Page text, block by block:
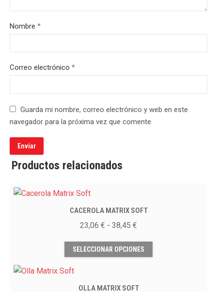
Nombre *
Correo electrónico *
Guarda mi nombre, correo electrónico y web en este
navegador para la próxima vez que comente.
Productos relacionados
CACEROLA MATRIX SOFT
23,06 € - 38,45 €
precios:
hasta
SELECCIONAR OPCIONES
Este
OLLA MATRIX SOFT